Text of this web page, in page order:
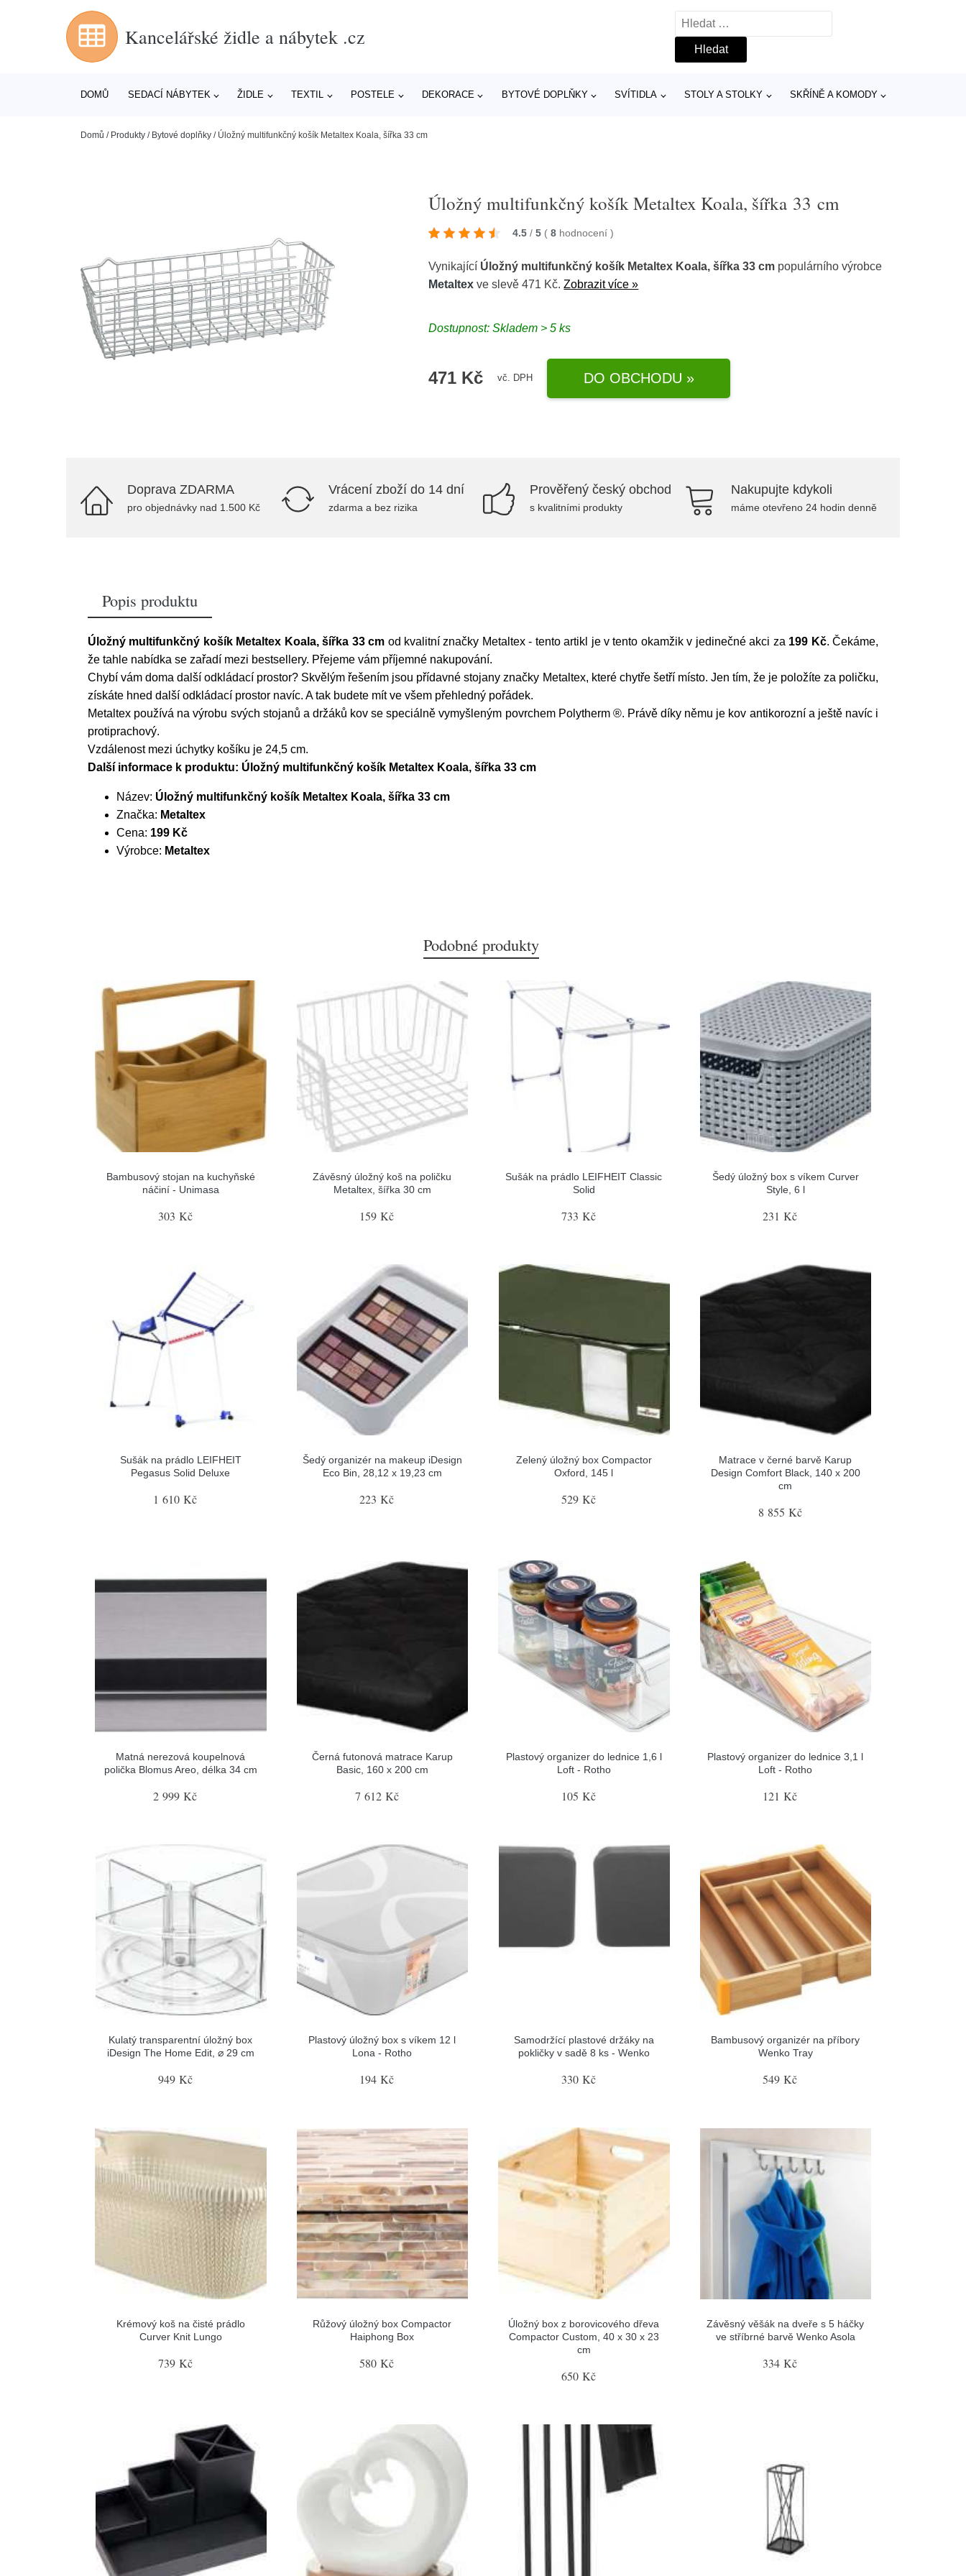
Kancelářské židle a nábytek .cz
Vyhledávání
DOMŮ SEDACÍ NÁBYTEK ŽIDLE TEXTIL POSTELE DEKORACE BYTOVÉ DOPLŇKY SVÍTIDLA STOLY A STOLKY SKŘÍNĚ A KOMODY
Domů / Produkty / Bytové doplňky / Úložný multifunkčný košík Metaltex Koala, šířka 33 cm
Úložný multifunkčný košík Metaltex Koala, šířka 33 cm
4.5 / 5 ( 8 hodnocení)
Vynikající Úložný multifunkčný košík Metaltex Koala, šířka 33 cm populárního výrobce
Metaltex ve slevě 471 Kč.Zobrazit více »
Dostupnost: Skladem > 5 ks
471 Kč vč. DPH DO OBCHODU »
Doprava ZDARMA
pro objednávky nad 1.500 Kč
Vrácení zboží do 14 dní
zdarma a bez rizika
Prověřený český obchod
s kvalitními produkty
Nakupujte kdykoli
máme otevřeno 24 hodin denně
Popis produktu
Úložný multifunkčný košík Metaltex Koala, šířka 33 cm od kvalitní značky Metaltex- tento artikl je v tento okamžik v jedinečné akci za 199 Kč. Čekáme,
že tahle nabídka se zařadí mezi bestsellery. Přejeme vám příjemné nakupování.
Chybí vám doma další odkládací prostor? Skvělým řešením jsou přídavné stojany značky Metaltex, které chytře šetří místo. Jen tím, že je položíte za poličku,
získáte hned další odkládací prostor navíc. A tak budete mít ve všem přehledný pořádek.
Metaltex používá na výrobu svých stojanů a držáků kov se speciálně vymyšleným povrchem Polytherm ®. Právě díky němu je kov antikorozní a ještě navíc i
protiprachový.
Vzdálenost mezi úchytky košíku je 24,5 cm.
Další informace k produktu: Úložný multifunkčný košík Metaltex Koala, šířka 33 cm
Název: Úložný multifunkčný košík Metaltex Koala, šířka 33 cm
Značka: Metaltex
Cena: 199 Kč
Výrobce: Metaltex
Podobné produkty
Bambusový stojan na kuchyňské
náčiní - Unimasa
303 Kč
Závěsný úložný koš na poličku
Metaltex, šířka 30 cm
159 Kč
Sušák na prádlo LEIFHEIT Classic
Solid
733 Kč
Šedý úložný box s víkem Curver
Style, 6 l
231 Kč
Sušák na prádlo LEIFHEIT
Pegasus Solid Deluxe
1 610 Kč
Šedý organizér na makeup iDesign
Eco Bin, 28,12 x 19,23 cm
223 Kč
Zelený úložný box Compactor
Oxford, 145 l
529 Kč
Matrace v černé barvě Karup
Design Comfort Black, 140 x 200
cm
8 855 Kč
Matná nerezová koupelnová
polička Blomus Areo, délka 34 cm
2 999 Kč
Černá futonová matrace Karup
Basic, 160 x 200 cm
7 612 Kč
Plastový organizer do lednice 1,6 l
Loft - Rotho
105 Kč
Plastový organizer do lednice 3,1 l
Loft - Rotho
121 Kč
Kulatý transparentní úložný box
iDesign The Home Edit, ⌀ 29 cm
949 Kč
Plastový úložný box s víkem 12 l
Lona - Rotho
194 Kč
Samodržící plastové držáky na
pokličky v sadě 8 ks - Wenko
330 Kč
Bambusový organizér na příbory
Wenko Tray
549 Kč
Krémový koš na čisté prádlo
Curver Knit Lungo
739 Kč
Růžový úložný box Compactor
Haiphong Box
580 Kč
Úložný box z borovicového dřeva
Compactor Custom, 40 x 30 x 23
cm
650 Kč
Závěsný věšák na dveře s 5 háčky
ve stříbrné barvě Wenko Asola
334 Kč